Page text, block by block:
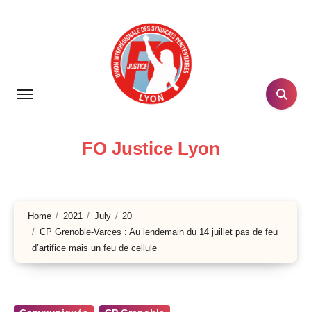
FO Justice Lyon
Home 2021 July
20
CP Grenoble-Varces : Au lendemain du 14 juillet pas de feu
d’artifice mais un feu de cellule